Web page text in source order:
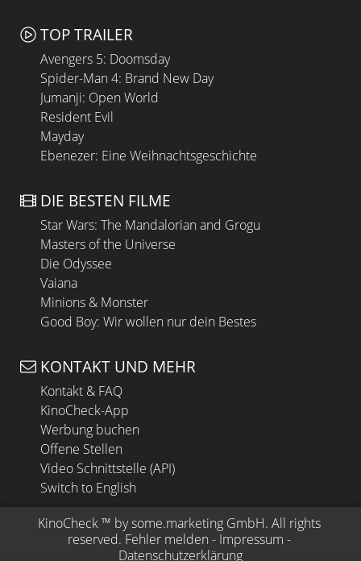
TOP TRAILER
Avengers 5: Doomsday
Spider-Man 4: Brand New Day
Jumanji: Open World
Resident Evil
Mayday
Ebenezer: Eine Weihnachtsgeschichte
DIE BESTEN FILME
Star Wars: The Mandalorian and Grogu
Masters of the Universe
Die Odyssee
Vaiana
Minions & Monster
Good Boy: Wir wollen nur dein Bestes
KONTAKT UND MEHR
Kontakt & FAQ
KinoCheck-App
Werbung buchen
Offene Stellen
Video Schnittstelle (API)
Switch to English
KinoCheck ™ by some.marketing GmbH. All rights
reserved. Fehler melden - Impressum -
Datenschutzerklärung